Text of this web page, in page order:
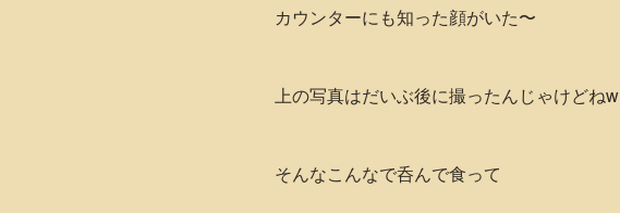
カウンターにも知った顔がいた〜
上の写真はだいぶ後に撮ったんじゃけどねw
そんなこんなで呑んで食って